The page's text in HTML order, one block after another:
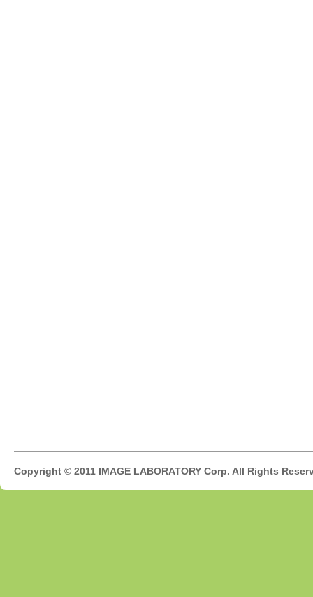
Copyright © 2011 IMAGE LABORATORY Corp. All Rights